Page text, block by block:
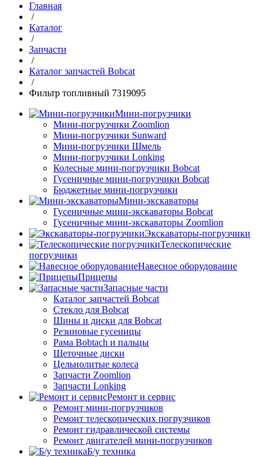
Главная
/
Каталог
/
Запчасти
/
Каталог запчастей Bobcat
/
Фильтр топливный 7319095
Мини-погрузчики
Мини-погрузчики Zoomlion
Мини-погрузчики Sunward
Мини-погрузчики Шмель
Мини-погрузчики Lonking
Колесные мини-погрузчики Bobcat
Гусеничные мини-погрузчики Bobcat
Бюджетные мини-погрузчики
Мини-экскаваторы
Гусеничные мини-экскаваторы Bobcat
Гусеничные мини-экскаваторы Zoomlion
Экскаваторы-погрузчики
Телескопические
погрузчики
Навесное оборудование
Прицепы
Запасные части
Каталог запчастей Bobcat
Стекло для Bobcat
Шины и диски для Bobcat
Резиновые гусеницы
Рама Bobtach и пальцы
Щеточные диски
Цельнолитые колеса
Запчасти Zoomlion
Запчасти Lonking
Ремонт и сервис
Ремонт мини-погрузчиков
Ремонт телескопических погрузчиков
Ремонт гидравлической системы
Ремонт двигателей мини-погрузчиков
Б/у техника